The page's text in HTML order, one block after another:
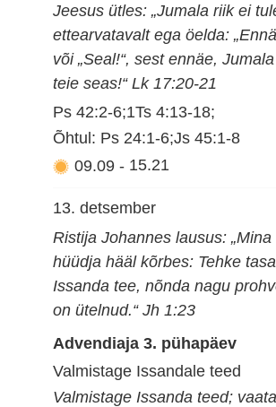
Jeesus ütles: „Jumala riik ei
ettearvatavalt ega öelda:
või „Seal!“, sest ennäe,
teie seas!“ Lk 17:20-21
Ps 42:2-6;1Ts 4:13-18;
Õhtul: Ps 24:1-6;Js 45:1-8
09.09 - 15.21
13. detsember
Ristija Johannes lausus: „Mina
hüüdja hääl kõrbes: Tehke
Issanda tee, nõnda nagu
on ütelnud.“ Jh 1:23
Advendiaja 3. pühapäev
Valmistage Issandale teed
Valmistage Issanda teed;